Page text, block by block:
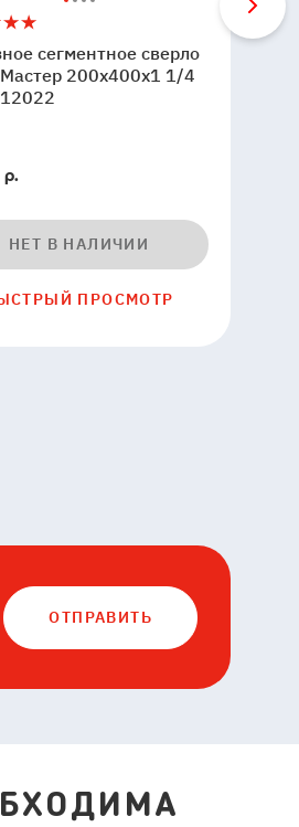
сегментное сверло
200x400x1 1/4
р.
НЕТ В НАЛИЧИИ
ПРОСМОТР
ОТПРАВИТЬ